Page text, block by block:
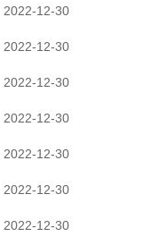
2022-12-30
2022-12-30
2022-12-30
2022-12-30
2022-12-30
2022-12-30
2022-12-30